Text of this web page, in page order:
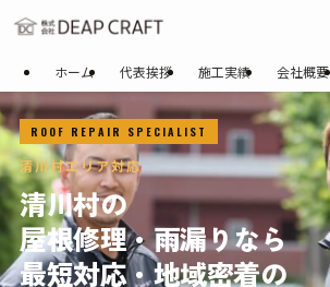
ホーム 代表挨拶 施工実績 会社概要
ROOF REPAIR SPECIALIST
清川村エリア対応
清川村の
屋根修理・雨漏りなら
最短対応・地域密着の